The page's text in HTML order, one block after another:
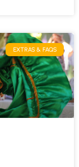
EXTRAS & FAQS